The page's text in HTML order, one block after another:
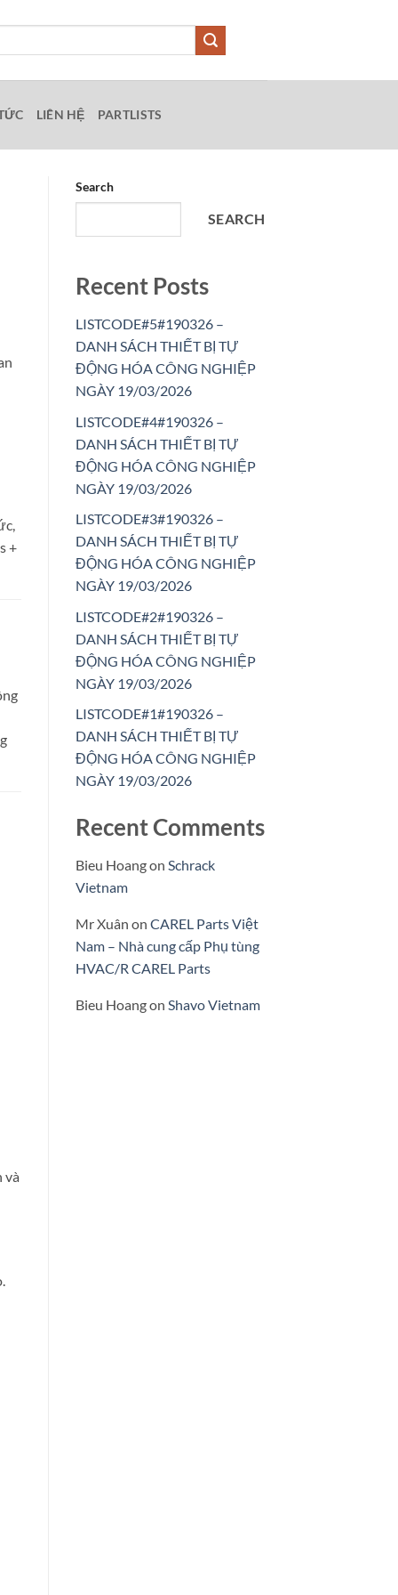
LIÊN HỆ PARTLISTS
+
và
Search
SEARCH
Recent Posts
LISTCODE#5#190326 –
DANH SÁCH THIẾT BỊ TỰ
ĐỘNG HÓA CÔNG NGHIỆP
NGÀY 19/03/2026
LISTCODE#4#190326 –
DANH SÁCH THIẾT BỊ TỰ
ĐỘNG HÓA CÔNG NGHIỆP
NGÀY 19/03/2026
LISTCODE#3#190326 –
DANH SÁCH THIẾT BỊ TỰ
ĐỘNG HÓA CÔNG NGHIỆP
NGÀY 19/03/2026
LISTCODE#2#190326 –
DANH SÁCH THIẾT BỊ TỰ
ĐỘNG HÓA CÔNG NGHIỆP
NGÀY 19/03/2026
LISTCODE#1#190326 –
DANH SÁCH THIẾT BỊ TỰ
ĐỘNG HÓA CÔNG NGHIỆP
NGÀY 19/03/2026
Recent Comments
Bieu Hoangon Schrack
Vietnam
Mr Xuân on CAREL Parts Việt
Nam – Nhà cung cấp Phụ tùng
HVAC/R CAREL Parts
Bieu Hoangon Shavo Vietnam